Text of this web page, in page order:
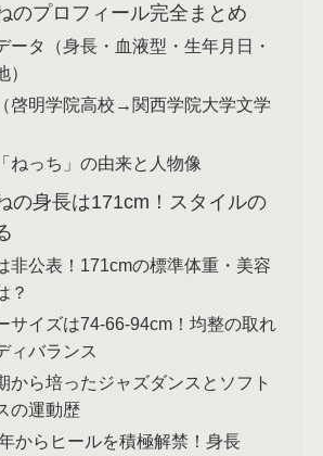
のプロフィール完全まとめ
ータ（身長・血液型・生年月日・
）
啓明学院高校→関西学院大学文学
ねっち」の由来と人物像
の身長は171cm！スタイルの
非公表！171cmの標準体重・美容
？
サイズは74-66-94cm！均整の取れ
ィバランス
から培ったジャズダンスとソフト
の運動歴
からヒールを積極解禁！身長